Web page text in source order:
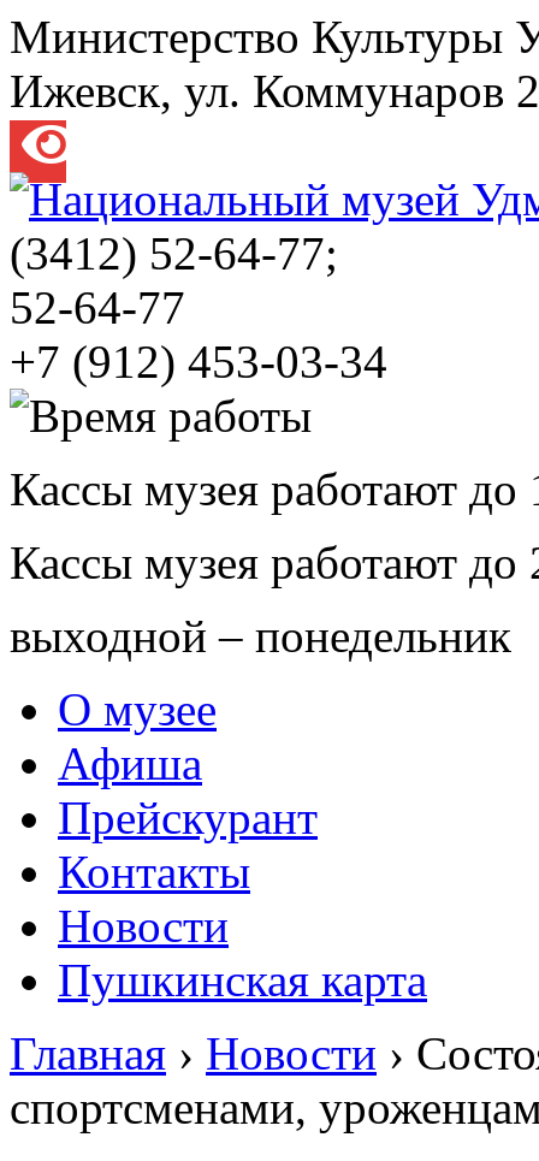
Министерство Культуры
Ижевск, ул. Коммунаров
(3412) 52-64-77;
52-64-77
+7 (912) 453-03-34
Кассы музея работают до
Кассы музея работают
выходной – понедельник
О музее
Афиша
Прейскурант
Контакты
Новости
Пушкинская карта
Главная › Новости ›
спортсменами,